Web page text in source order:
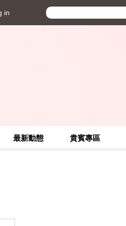
in
最新動態 貴賓專區